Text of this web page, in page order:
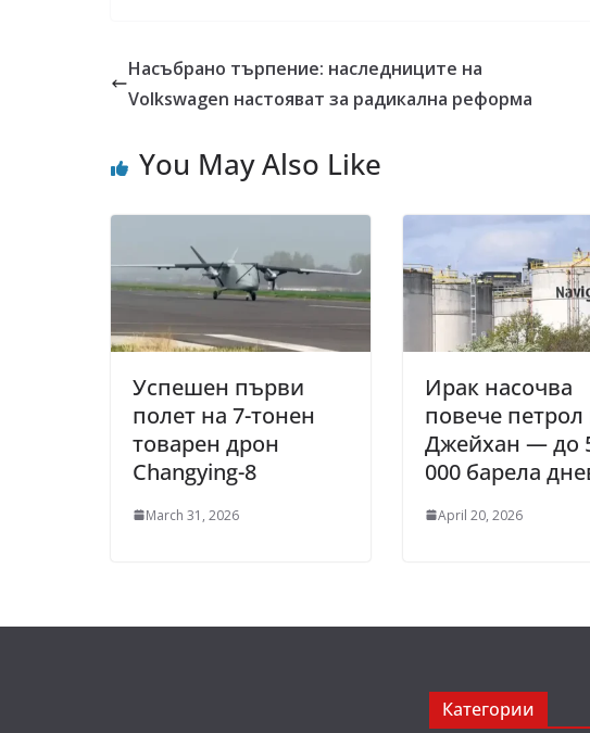
Насъбрано търпение: наследниците на
Volkswagen настояват за радикална реформа
You May Also Like
Успешен първи
полет на 7-тонен
товарен дрон
Changying-8
March 31, 2026
Ирак насочва
повече
Джейхан — до
000 барела
April 20, 2026
Категории